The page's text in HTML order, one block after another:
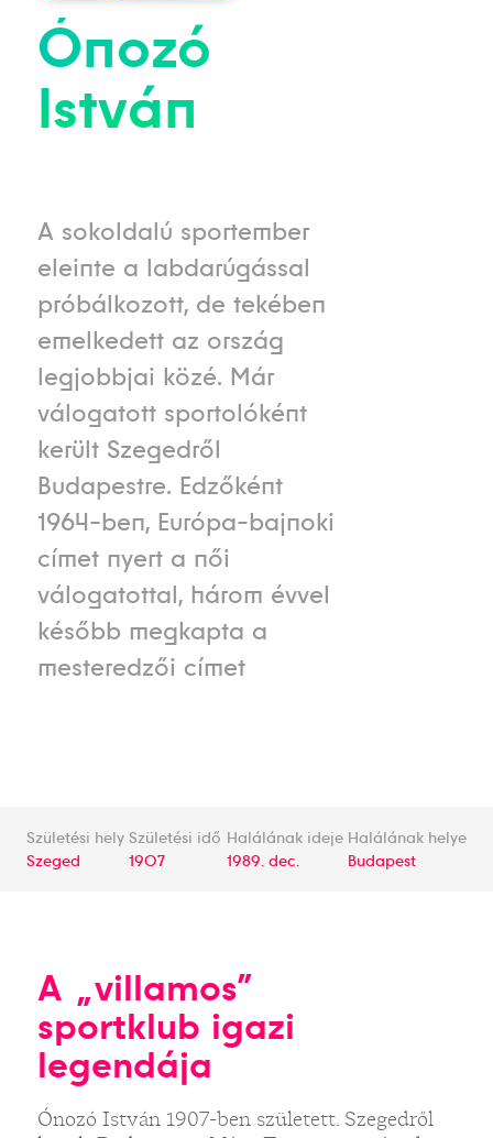
Ónozó
István
A sokoldalú sportember
eleinte a labdarúgással
próbálkozott, de tekében
emelkedett az ország
legjobbjai közé. Már
válogatott sportolóként
került Szegedről
Budapestre. Edzőként
1964-ben, Európa-bajnoki
címet nyert a női
válogatottal, három évvel
később megkapta a
mesteredzői címet
Születési hely
Szeged
Születési idő
1907
Halálának ideje
1989. dec.
Halálának helye
Budapest
A „villamos”
sportklub igazi
legendája
Ónozó István 1907-ben született. Szegedről